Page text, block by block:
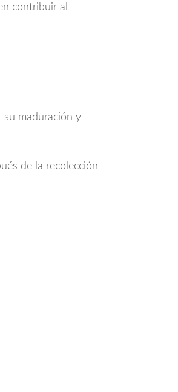
contribuir al
su maduración y
de la recolección